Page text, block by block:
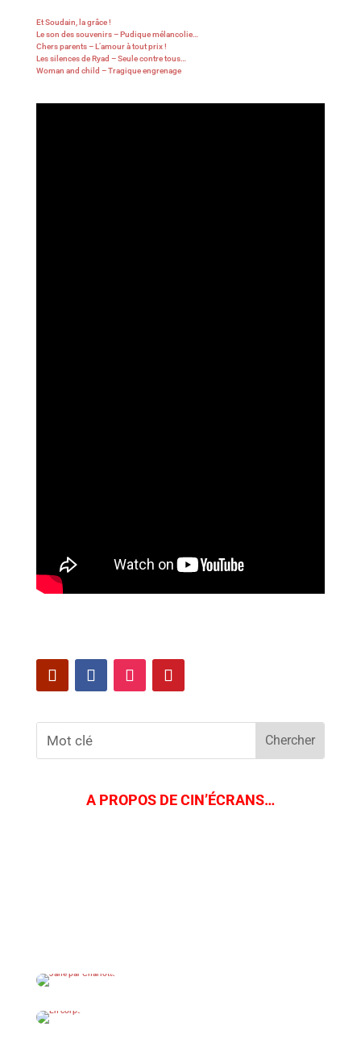
Et Soudain, la grâce !
Le son des souvenirs – Pudique mélancolie…
Chers parents – L’amour à tout prix !
Les silences de Ryad – Seule contre tous…
Woman and child – Tragique engrenage
A PROPOS DE CIN’ÉCRANS…